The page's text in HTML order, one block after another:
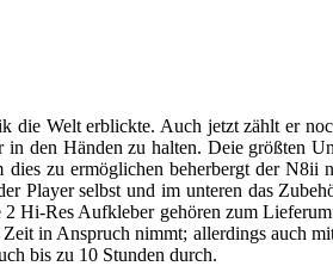
Welt erblickte. Auch jetzt zählt er
den Händen zu halten. Deie größten
zu ermöglichen beherbergt der
Player selbst und im unteren das
Hi-Res Aufkleber gehören zum
in Anspruch nimmt; allerdings auch
bis zu 10 Stunden durch.